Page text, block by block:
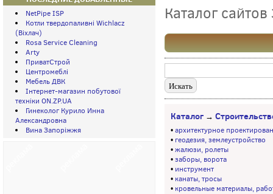
NetPipe ISP
Котли твердопаливні Wichlacz
(Віхлач)
Rosa Service Cleaning
Arty
ПриватСтрой
Центромеблі
Мебель ДВК
Інтернет-магазин побутової
техніки ON.ZP.UA
Гинеколог Курило Инна
Александровна
Вина Запоріжжя
Каталог
Каталог →
•архитектурное
• геодезия, землеустройство
•жалюзи, ролеты
•заборы, ворота
• инструмент
• канаты, тросы
• кровельные материалы,